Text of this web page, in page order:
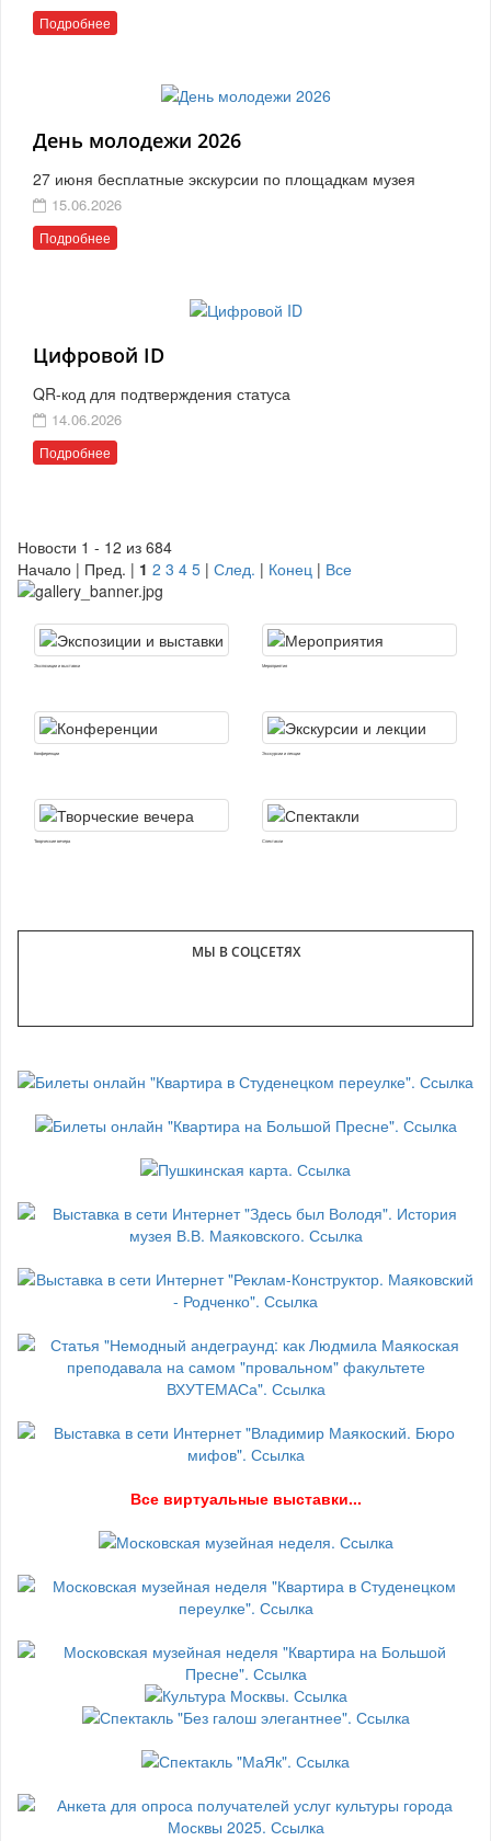
Подробнее
День молодежи 2026
27 июня бесплатные экскурсии по площадкам музея
15.06.2026
Подробнее
Цифровой ID
QR-код для подтверждения статуса
14.06.2026
Подробнее
Новости 1 - 12 из 684
Начало | Пред. | 1 2 3 4 5 | След. | Конец | Все
Экспозиции и выставки Мероприятия
Конференции Экскурсии и лекции
Творческие вечера Спектакли
МЫ В СОЦСЕТЯХ
Все виртуальные выставки...